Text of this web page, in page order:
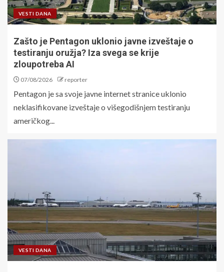
VESTI DANA
Zašto je Pentagon uklonio javne izveštaje o
testiranju oružja? Iza svega se krije
zloupotreba AI
07/08/2026 reporter
Pentagon je sa svoje javne internet stranice uklonio
neklasifikovane izveštaje o višegodišnjem testiranju
američkog...
VESTI DANA